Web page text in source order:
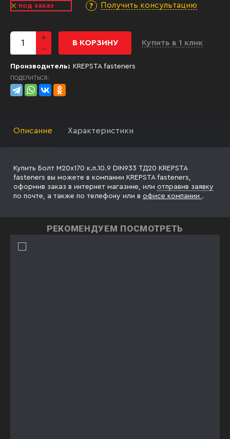
под заказ Получить консультацию
В КОРЗИНУ Купить в 1 клик
Производитель: KREPSTA fasteners
ПОДЕЛИТЬСЯ:
Описание Характеристики
Купить Болт М20х170 к.п.10.9 DIN933 ТД20 KREPSTA
fasteners вы можете в компании KREPSTA fasteners,
оформив заказ в интернет магазине, или отправив заявку
по почте, а также по телефону или в офисе компании .
РЕКОМЕНДУЕМ ПОСМОТРЕТЬ